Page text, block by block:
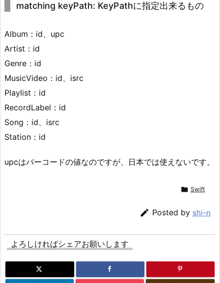
matching keyPath: KeyPathに指定出来るもの
Album：id、upc
Artist：id
Genre：id
MusicVideo：id、isrc
Playlist：id
RecordLabel：id
Song：id、isrc
Station：id
upcはバーコードの値なのですが、日本では使えないです。
 Swift
 Posted by shi-n
よろしければシェアお願いします